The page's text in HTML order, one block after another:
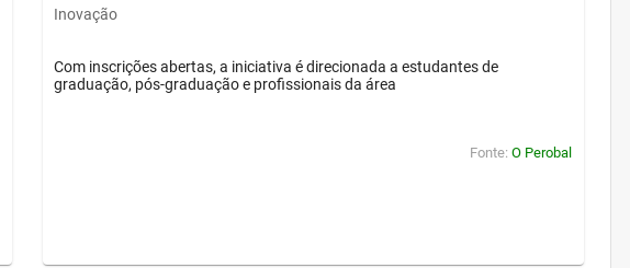
Inovação
Com inscrições abertas, a iniciativa é direcionada a estudantes de
graduação, pós-graduação e profissionais da área
Fonte: O Perobal